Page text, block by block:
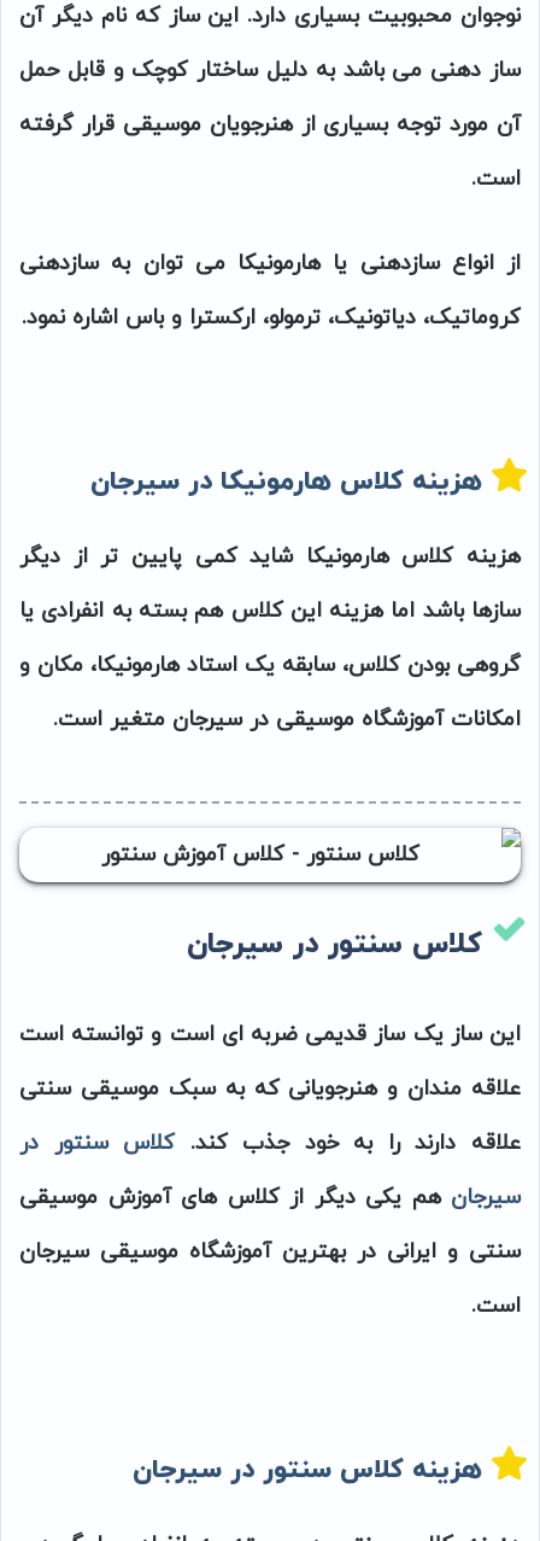
نوجوان محبوبیت بسیاری دارد. این ساز که نام دیگر آن
ساز دهنی می باشد به دلیل ساختار کوچک و قابل حمل
آن مورد توجه بسیاری از هنرجویان موسیقی قرار گرفته
است.
از انواع سازدهنی یا هارمونیکا می توان به سازدهنی
کروماتیک، دیاتونیک، ترمولو، ارکسترا و باس اشاره نمود.
هزینه کلاس هارمونیکا در سیرجان
هزینه کلاس هارمونیکا شاید کمی پایین تر از دیگر
سازها باشد اما هزینه این کلاس هم بسته به انفرادی یا
گروهی بودن کلاس، سابقه یک استاد هارمونیکا، مکان و
امکانات آموزشگاه موسیقی در سیرجان متغیر است.
کلاس سنتور در سیرجان
این ساز یک ساز قدیمی ضربه ای است و توانسته است
علاقه مندان و هنرجویانی که به سبک موسیقی سنتی
علاقه دارند را به خود جذب کند.کلاس سنتور در
سیرجان هم یکی دیگر از کلاس های آموزش موسیقی
سنتی و ایرانی در بهترین آموزشگاه موسیقی سیرجان
است.
هزینه کلاس سنتور در سیرجان